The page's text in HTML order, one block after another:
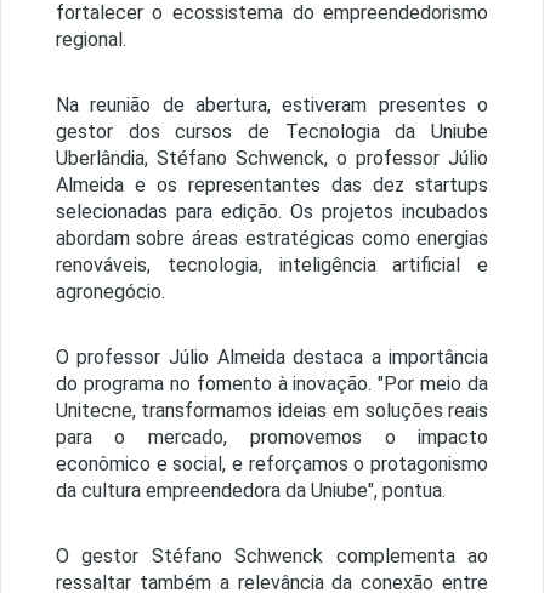
fortalecer o ecossistema do empreendedorismo
regional.
Na reunião de abertura, estiveram presentes o
gestor dos cursos de Tecnologia da Uniube
Uberlândia, Stéfano Schwenck, o professor Júlio
Almeida e os representantes das dez startups
selecionadas para edição. Os projetos incubados
abordam sobre áreas estratégicas como energias
renováveis, tecnologia, inteligência artificial e
agronegócio.
O professor Júlio Almeida destaca a importância
do programa no fomento à inovação. "Por meio da
Unitecne, transformamos ideias em soluções reais
para o mercado, promovemos o impacto
econômico e social, e reforçamos o protagonismo
da cultura empreendedora da Uniube", pontua.
O gestor Stéfano Schwenck complementa ao
ressaltar também a relevância da conexão entre